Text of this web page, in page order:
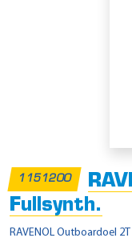
1151200
Fullsynth.
RAVENOL Outboardoel